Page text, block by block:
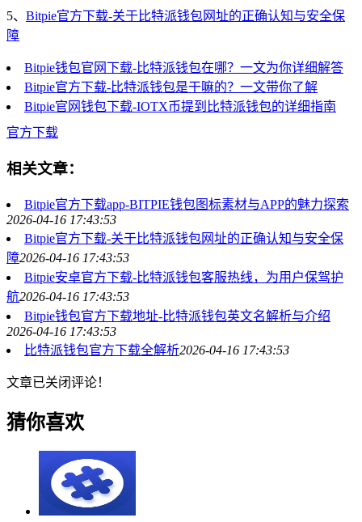
5、 Bitpie官方下载-关于比特派钱包网址的正确认知与安全保
障
Bitpie钱包官网下载-比特派钱包在哪？一文为你详细解答
Bitpie官方下载-比特派钱包是干嘛的？一文带你了解
Bitpie官网钱包下载-IOTX币提到比特派钱包的详细指南
官方下载
相关文章：
Bitpie官方下载app-BITPIE钱包图标素材与APP的魅力探索
2026-04-16 17:43:53
Bitpie官方下载-关于比特派钱包网址的正确认知与安全保
障2026-04-16 17:43:53
Bitpie安卓官方下载-比特派钱包客服热线，为用户保驾护
航2026-04-16 17:43:53
Bitpie钱包官方下载地址-比特派钱包英文名解析与介绍
2026-04-16 17:43:53
比特派钱包官方下载全解析2026-04-16 17:43:53
文章已关闭评论！
猜你喜欢